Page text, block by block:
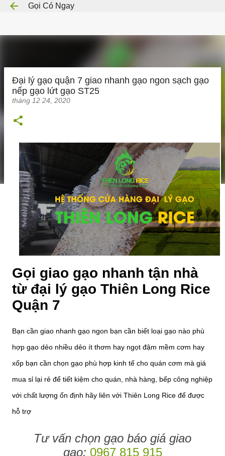
Gọi Có Ngay
Đại lý gạo quận 7 giao nhanh gạo ngon sạch gạo
nếp gạo lứt gạo ST25
tháng 12 24, 2020
Gọi giao gạo nhanh tận nhà
từ đại lý gạo Thiên Long Rice
Quận 7
Bạn cần giao nhanh gạo ngon bạn cần biết loại gạo nào phù
hợp gạo dẻo nhiều dẻo ít thơm hay ngọt đậm mềm cơm hay
xốp bạn cần chọn gạo phù hợp kinh tế cho quán cơm mà giá
mua sỉ lại rẻ để tiết kiệm cho quán, nhà hàng, bếp công nghiệp
với chất lượng ổn định hãy liên với Thiên Long Rice để được
hỗ trợ
Tư vấn chọn gạo báo giá giao
gạo: 0967 815 915